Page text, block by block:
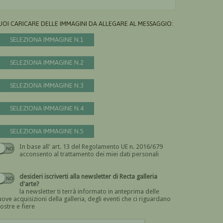
CARICARE DELLE IMMAGINI DA ALLEGARE AL MESSAGGIO:
SELEZIONA IMMAGINE N.1
SELEZIONA IMMAGINE N.2
SELEZIONA IMMAGINE N.3
SELEZIONA IMMAGINE N.4
SELEZIONA IMMAGINE N.5
In base all' art. 13 del Regolamento UE n. 2016/679
acconsento al trattamento dei miei dati personali
Devi dare il consenso
desideri iscriverti alla newsletter di Recta galleria
d'arte?
la newsletter ti terrà informato in anteprima delle
acquisizioni della galleria, degli eventi che ci riguardano
e fiere